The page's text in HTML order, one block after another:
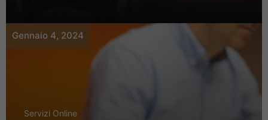
Gennaio 4, 2024
Servizi Online